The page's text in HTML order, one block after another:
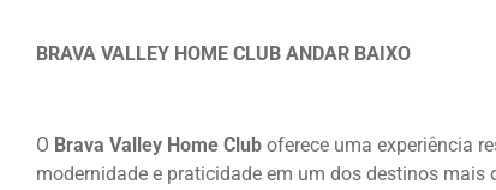
BRAVA VALLEY HOME CLUB ANDAR BAIXO
O Brava Valley Home Club oferece uma experiência
modernidade e praticidade em um dos destinos